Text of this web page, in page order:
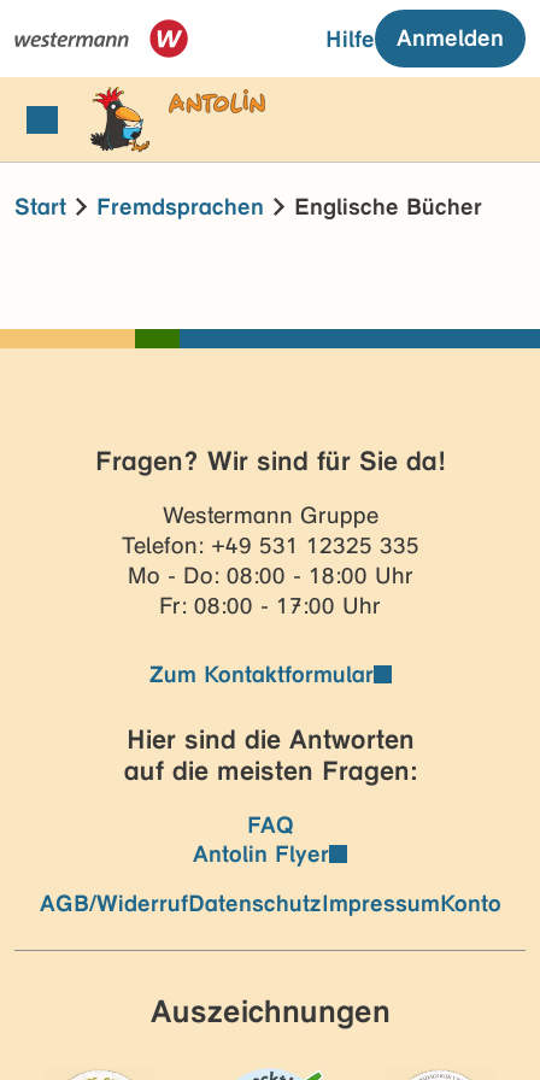
Hilfe Anmelden
Start Fremdsprachen Englische Bücher
Fragen? Wir sind für Sie da!
Westermann Gruppe
Telefon: +49 531 12325 335
Mo - Do: 08:00 - 18:00 Uhr
Fr: 08:00 - 17:00 Uhr
Zum Kontaktformular
Hier sind die Antworten
auf die meisten Fragen:
FAQ
Antolin Flyer
AGB/WiderrufDatenschutzImpressumKonto
Auszeichnungen